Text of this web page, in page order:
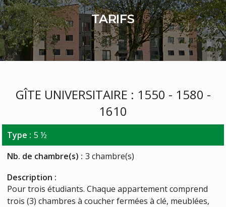
TARIFS
GÎTE UNIVERSITAIRE : 1550 - 1580 -
1610
Type : 5 ½
Nb. de chambre(s) : 3 chambre(s)
Description :
Pour trois étudiants. Chaque appartement comprend
trois (3) chambres à coucher fermées à clé, meublées,